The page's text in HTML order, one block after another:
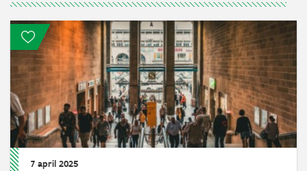
7 april 2025